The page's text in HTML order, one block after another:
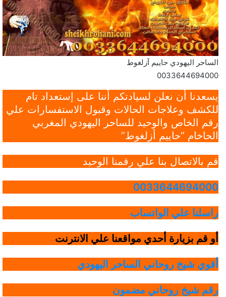
الساحر اليهودي حاييم آزلغوط
0033644694000
يسعدنا أن نعلن لسيادتكم أننا على إستعداد تام
للكشف وعلاجات الحالات وقبول الاستفسارات علي
رقم الخاص والوحيد للساحر اليهودي المغربي
الحاخام “حاييم أزلغوط”
قم بالاتصال بنا علي رقمنا الوحيد
0033644694000
راسلنا علي الواتساب
أو قم بزيارة أحدي مواقعنا علي الانترنت
أقوي شيخ روحاني الساحر اليهودي
رقم شيخ روحاني مضمون